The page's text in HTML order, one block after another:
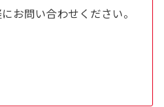
お問い合わせください。